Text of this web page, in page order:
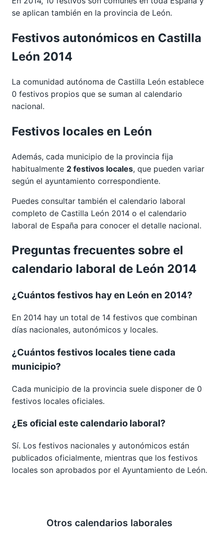
se aplican también en la provincia de León.
Festivos autonómicos en Castilla
León 2014
La comunidad autónoma de Castilla León establece
0 festivos propios que se suman al calendario
nacional.
Festivos locales en León
Además, cada municipio de la provincia fija
habitualmente 2 festivos locales, que pueden variar
según el ayuntamiento correspondiente.
Puedes consultar también el calendario laboral
completo de Castilla León 2014 o el calendario
laboral de España para conocer el detalle nacional.
Preguntas frecuentes sobre el
calendario laboral de León 2014
¿Cuántos festivos hay en León en 2014?
En 2014 hay un total de 14 festivos que combinan
días nacionales, autonómicos y locales.
¿Cuántos festivos locales tiene cada
municipio?
Cada municipio de la provincia suele disponer de 0
festivos locales oficiales.
¿Es oficial este calendario laboral?
Sí. Los festivos nacionales y autonómicos están
publicados oficialmente, mientras que los festivos
locales son aprobados por el Ayuntamiento de León.
Otros calendarios laborales